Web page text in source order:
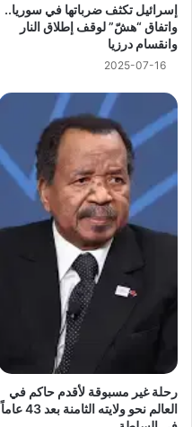
إسرائيل تكثف ضرباتها في سوريا..
واتفاق “هشّ” لوقف إطلاق النار
وانقسام درزيا
2025-07-16
رحلة غير مسبوقة لأقدم حاكم في
العالم نحو ولايته الثامنة بعد 43 عاماً